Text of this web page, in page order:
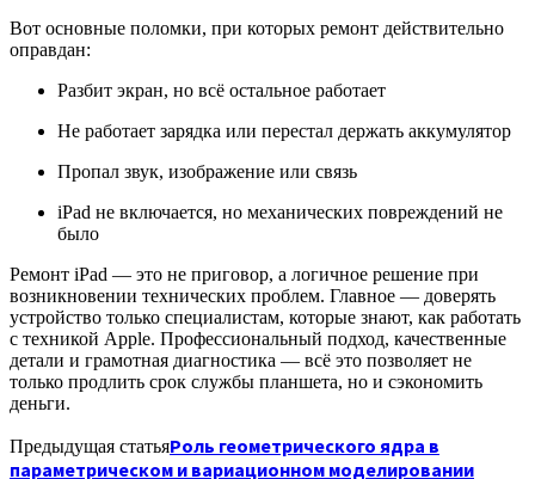
Вот основные поломки, при которых ремонт действительно
оправдан:
Разбит экран, но всё остальное работает
Не работает зарядка или перестал держать аккумулятор
Пропал звук, изображение или связь
iPad не включается, но механических повреждений не
было
Ремонт iPad — это не приговор, а логичное решение при
возникновении технических проблем. Главное — доверять
устройство только специалистам, которые знают, как работать
с техникой Apple. Профессиональный подход, качественные
детали и грамотная диагностика — всё это позволяет не
только продлить срок службы планшета, но и сэкономить
деньги.
Предыдущая статьяРоль геометрического ядра в
параметрическом и вариационном моделировании